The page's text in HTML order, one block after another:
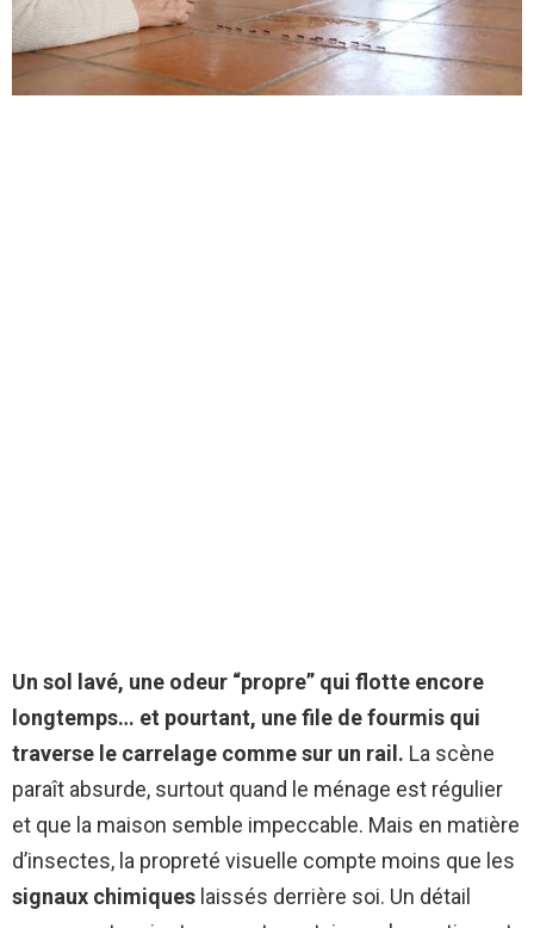
Un sol lavé, une odeur “propre” qui flotte encore
longtemps… et pourtant, une file de fourmis qui
traverse le carrelage comme sur un rail. La scène
paraît absurde, surtout quand le ménage est régulier
et que la maison semble impeccable. Mais en matière
d’insectes, la propreté visuelle compte moins que les
signaux chimiques laissés derrière soi. Un détail